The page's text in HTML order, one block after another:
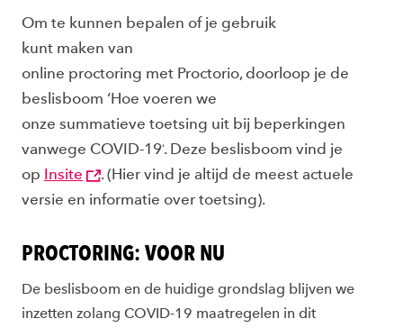
Om te kunnen bepalen of je gebruik
kunt maken van
online proctoring met Proctorio, doorloop je de
beslisboom ‘Hoe voeren we
onze summatieve toetsing uit bij beperkingen
vanwege COVID-19’. Deze beslisboom vind je
op Insite .(Hier vind je altijd de meest actuele
versie en informatie over toetsing).
PROCTORING: VOOR NU
De beslisboom en de huidige grondslag blijven we
inzetten zolang COVID-19 maatregelen in dit